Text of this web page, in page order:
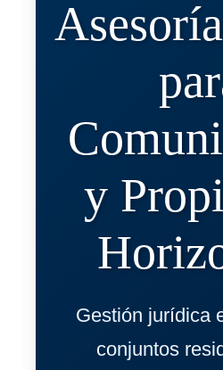
y
Gestión jurídica
conjuntos